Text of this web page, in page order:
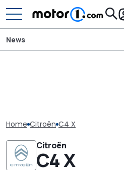
News
Home Citroën C4 X
Citroën
C4 X